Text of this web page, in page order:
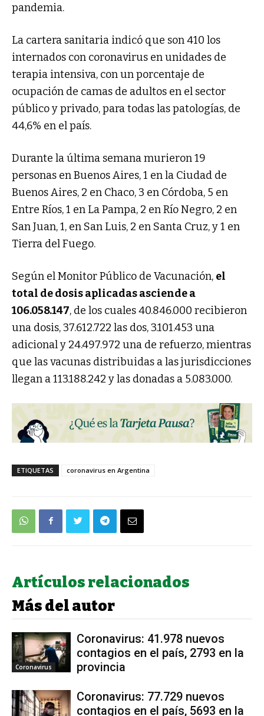
pandemia.
La cartera sanitaria indicó que son 410 los
internados con coronavirus en unidades de
terapia intensiva, con un porcentaje de
ocupación de camas de adultos en el sector
público y privado, para todas las patologías, de
44,6% en el país.
Durante la última semana murieron 19
personas en Buenos Aires, 1 en la Ciudad de
Buenos Aires, 2 en Chaco, 3 en Córdoba, 5 en
Entre Ríos, 1 en La Pampa, 2 en Río Negro, 2 en
San Juan, 1, en San Luis, 2 en Santa Cruz, y 1 en
Tierra del Fuego.
Según el Monitor Público de Vacunación, el
total de dosis aplicadas asciende a
106.058.147, de los cuales 40.846.000 recibieron
una dosis, 37.612.722 las dos, 3.101.453 una
adicional y 24.497.972 una de refuerzo, mientras
que las vacunas distribuidas a las jurisdicciones
llegan a 113.188.242 y las donadas a 5.083.000.
ETIQUETAS coronavirus en Argentina
Artículos relacionados
Más del autor
Coronavirus
Coronavirus: 41.978 nuevos
contagios en el país, 2793 en la
provincia
Coronavirus: 77.729 nuevos
contagios en el país, 5693 en la